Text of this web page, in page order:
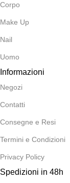
Corpo
Make Up
Nail
Uomo
Informazioni
Negozi
Contatti
Consegne e Resi
Termini e Condizioni
Privacy Policy
Spedizioni in 48h